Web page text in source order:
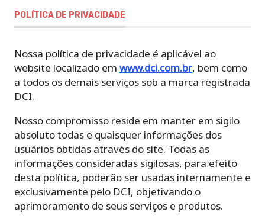
POLÍTICA DE PRIVACIDADE
Nossa política de privacidade é aplicável ao
website localizado em www.dci.com.br, bem como
a todos os demais serviços sob a marca registrada
DCI.
Nosso compromisso reside em manter em sigilo
absoluto todas e quaisquer informações dos
usuários obtidas através do site. Todas as
informações consideradas sigilosas, para efeito
desta política, poderão ser usadas internamente e
exclusivamente pelo DCI, objetivando o
aprimoramento de seus serviços e produtos.